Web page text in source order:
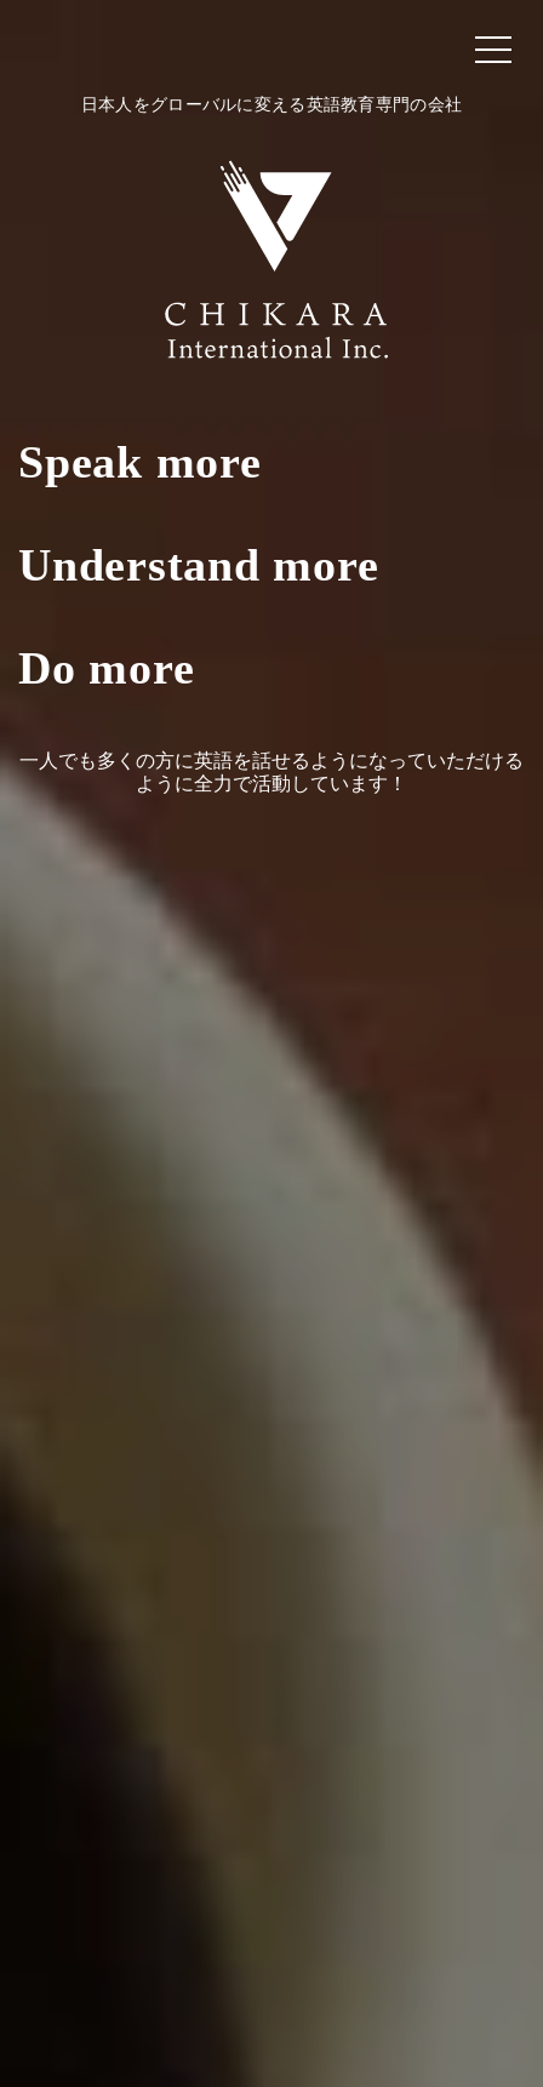
日本人をグローバルに変える英語教育専門の会社
Speak more
Understand more
Do more
一人でも多くの方に英語を話せるようになっていただける
ように全力で活動しています！